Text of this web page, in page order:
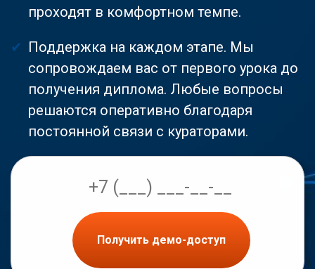
проходят в комфортном темпе.
Поддержка на каждом этапе. Мы
сопровождаем вас от первого урока до
получения диплома. Любые вопросы
решаются оперативно благодаря
постоянной связи с кураторами.
Получить демо-доступ